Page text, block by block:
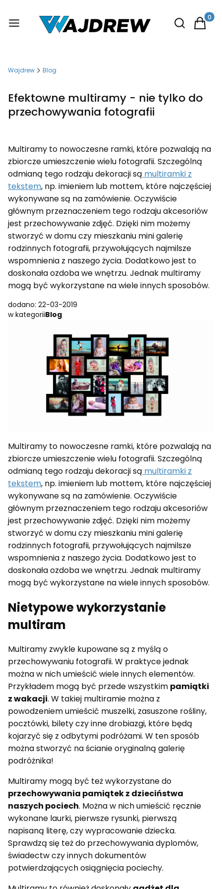
Otwórz
Wajdrew Blog
Efektowne multiramy - nie tylko do
przechowywania fotografii
Multiramy to nowoczesne ramki, które pozwalają na
zbiorcze umieszczenie wielu fotografii. Szczególną
odmianą tego rodzaju dekoracji są multiramki z
tekstem, np. imieniem lub mottem, które najczęściej
wykonywane są na zamówienie. Oczywiście
głównym przeznaczeniem tego rodzaju akcesoriów
jest przechowywanie zdjęć. Dzięki nim możemy
stworzyć w domu czy mieszkaniu mini galerię
rodzinnych fotografii, przywołujących najmilsze
wspomnienia z naszego życia. Dodatkowo jest to
doskonała ozdoba we wnętrzu. Jednak multiramy
mogą być wykorzystane na wiele innych sposobów.
dodano: 22-03-2019
w kategoriiBlog
Multiramy to nowoczesne ramki, które pozwalają na
zbiorcze umieszczenie wielu fotografii. Szczególną
odmianą tego rodzaju dekoracji są multiramki z
tekstem, np. imieniem lub mottem, które najczęściej
wykonywane są na zamówienie. Oczywiście
głównym przeznaczeniem tego rodzaju akcesoriów
jest przechowywanie zdjęć. Dzięki nim możemy
stworzyć w domu czy mieszkaniu mini galerię
rodzinnych fotografii, przywołujących najmilsze
wspomnienia z naszego życia. Dodatkowo jest to
doskonała ozdoba we wnętrzu. Jednak multiramy
mogą być wykorzystane na wiele innych sposobów.
Nietypowe wykorzystanie
multiram
Multiramy zwykle kupowane są z myślą o
przechowywaniu fotografii. W praktyce jednak
można w nich umieścić wiele innych elementów.
Przykładem mogą być przede wszystkim pamiątki
z wakacji. W takiej multiramie można z
powodzeniem umieścić muszelki, zasuszone rośliny,
pocztówki, bilety czy inne drobiazgi, które będą
kojarzyć się z odbytymi podróżami. W ten sposób
można stworzyć na ścianie oryginalną galerię
podróżnika!
Multiramy mogą być też wykorzystane do
przechowywania pamiątek z dzieciństwa
naszych pociech. Można w nich umieścić ręcznie
wykonane laurki, pierwsze rysunki, pierwszą
napisaną literę, czy wypracowanie dziecka.
Sprawdzą się też do przechowywania dyplomów,
świadectw czy innych dokumentów
potwierdzających osiągnięcia pociechy.